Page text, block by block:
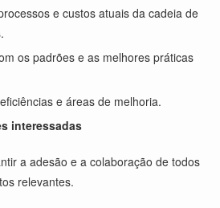
e custos atuais da cadeia de
os padrões e as melhores práticas
e áreas de melhoria.
interessadas
a adesão e a colaboração de todos
relevantes.